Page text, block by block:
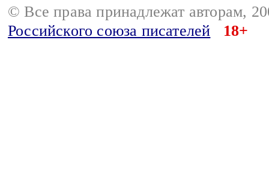
© Все права принадлежат авторам,
Российского союза писателей
18+